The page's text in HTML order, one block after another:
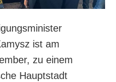
ist am
zu einem
Hauptstadt